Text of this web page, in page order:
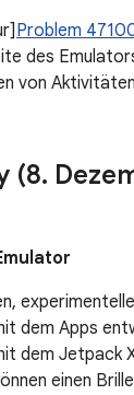
Problem
des
von Aktivitäten
(8.
dem Apps
dem Jetpack
einen